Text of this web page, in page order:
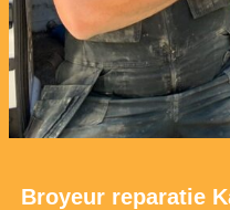
Broyeur reparatie